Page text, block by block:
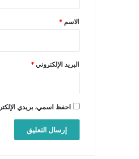
*
الاسم *
البريد الإلكتروني*
احفظ اسمي، بريدي